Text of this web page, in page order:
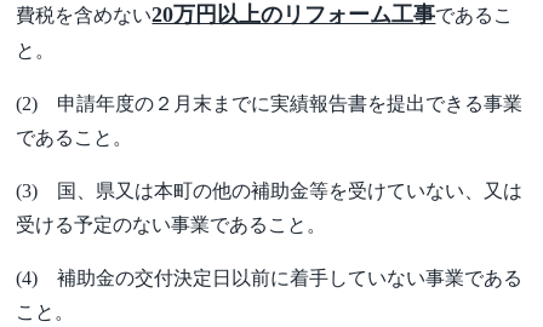
費税を含めない20万円以上のリフォーム工事であるこ
と。
(2) 申請年度の２月末までに実績報告書を提出できる事業
であること。
(3) 国、県又は本町の他の補助金等を受けていない、又は
受ける予定のない事業であること。
(4) 補助金の交付決定日以前に着手していない事業である
こと。